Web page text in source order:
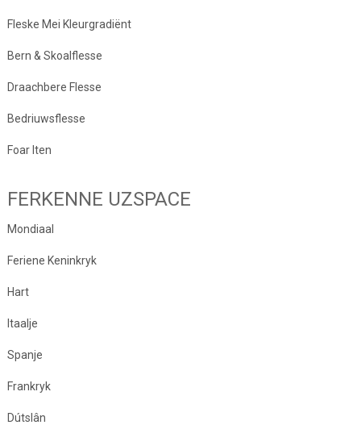
Fleske Mei Kleurgradiënt
Bern & Skoalflesse
Draachbere Flesse
Bedriuwsflesse
Foar Iten
FERKENNE UZSPACE
Mondiaal
Feriene Keninkryk
Hart
Itaalje
Spanje
Frankryk
Dútslân